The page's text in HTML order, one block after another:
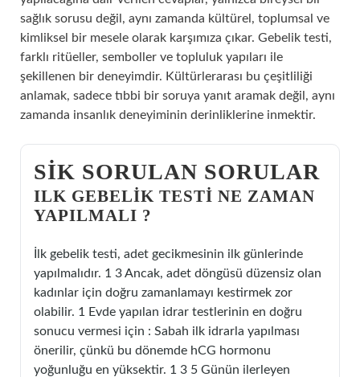
sağlık sorusu değil, aynı zamanda kültürel, toplumsal ve
kimliksel bir mesele olarak karşımıza çıkar. Gebelik testi,
farklı ritüeller, semboller ve topluluk yapıları ile
şekillenen bir deneyimdir. Kültürlerarası bu çeşitliliği
anlamak, sadece tıbbi bir soruya yanıt aramak değil, aynı
zamanda insanlık deneyiminin derinliklerine inmektir.
SIK SORULAN SORULAR
ILK GEBELIK TESTI NE ZAMAN
YAPILMALI ?
İlk gebelik testi, adet gecikmesinin ilk günlerinde
yapılmalıdır. 1 3 Ancak, adet döngüsü düzensiz olan
kadınlar için doğru zamanlamayı kestirmek zor
olabilir. 1 Evde yapılan idrar testlerinin en doğru
sonucu vermesi için : Sabah ilk idrarla yapılması
önerilir, çünkü bu dönemde hCG hormonu
yoğunluğu en yüksektir. 1 3 5 Günün ilerleyen